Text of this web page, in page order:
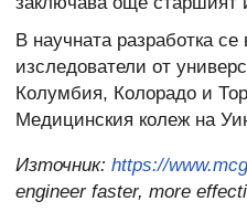
В научната разработка
изследователи от
Колумбия, Колорадо и
Медицинския колеж на
Източник: https://
engineer faster, more